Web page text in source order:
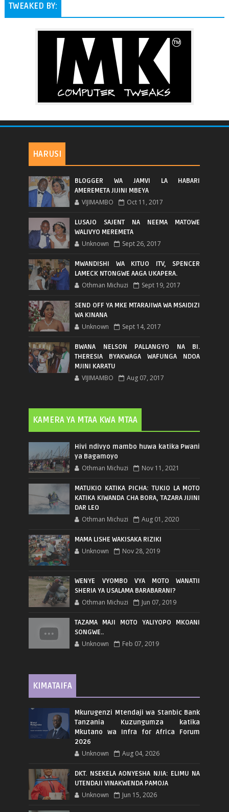
TWEAKED BY:
HARUSI
BLOGGER WA JAMVI LA HABARI
AMEREMETA JIJINI MBEYA
VIJIMAMBO Oct 11, 2017
LUSAJO SAJENT NA NEEMA MATOWE
WALIVYO MEREMETA
Unknown Sept 26, 2017
MWANDISHI WA KITUO ITV, SPENCER
LAMECK NTONGWE AAGA UKAPERA.
Othman Michuzi Sept 19, 2017
SEND OFF YA MKE MTARAJIWA WA MSAIDIZI
WA KINANA
Unknown Sept 14, 2017
BWANA NELSON PALLANGYO NA BI.
THERESIA BYAKWAGA WAFUNGA NDOA
MJINI KARATU
VIJIMAMBO Aug 07, 2017
KAMERA YA MTAA KWA MTAA
Hivi ndivyo mambo huwa katika Pwani
ya Bagamoyo
Othman Michuzi Nov 11, 2021
MATUKIO KATIKA PICHA: TUKIO LA MOTO
KATIKA KIWANDA CHA BORA, TAZARA JIJINI
DAR LEO
Othman Michuzi Aug 01, 2020
MAMA LISHE WAKISAKA RIZIKI
Unknown Nov 28, 2019
WENYE VYOMBO VYA MOTO WANATII
SHERIA YA USALAMA BARABARANI?
Othman Michuzi Jun 07, 2019
TAZAMA MAJI MOTO YALIYOPO MKOANI
SONGWE..
Unknown Feb 07, 2019
KIMATAIFA
Mkurugenzi Mtendaji wa Stanbic Bank
Tanzania Kuzungumza katika
Mkutano wa Infra for Africa Forum
2026
Unknown Aug 04, 2026
DKT. NSEKELA AONYESHA NJIA: ELIMU NA
UTENDAJI VINAKWENDA PAMOJA
Unknown Jun 15, 2026